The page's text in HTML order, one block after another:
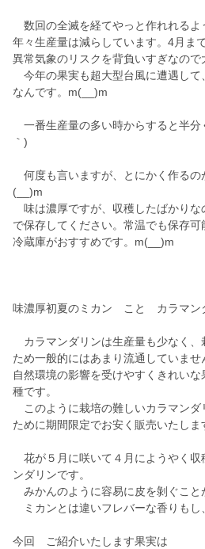
数回の全滅を経てやっと作れれるよ
年々生産量は減らしています。4月ま
異常気象のリスクを背負いすぎなので
今年の果実も超大型台風に遭遇して
なんです。m(__)m
一番生産量の多い時からすると半分
｀)
何度も言いますが、とにかく作るの
(__)m
味は濃厚ですが、収穫したばかりな
で保存してください。常温でも保存
冷蔵庫がおすすめです。m(__)m
味濃厚初夏のミカン こと カラマン
カラマンダリンは生産量も少なく、
ため一般的にはあまり流通していま
自然環境の影響を受けやすくきれい
種です。
このように栽培の難しいカラマンダ
ために期間限定でお安く販売いたしま
花が５月に咲いて４月にようやく収
ンダリンです。
みかんのように容易に皮を剝ぐこと
ミカンとは違いフレバーな香りもし
今回 ご紹介いたします果実は